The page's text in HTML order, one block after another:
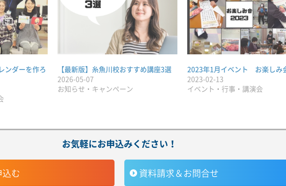
ンダーを作ろ
【最新版】糸魚川校おすすめ講座3選
2026-05-07
お知らせ・キャンペーン
2023年1月イベント お楽しみ
2023-02-13
イベント・行事・講演会
お気軽にお申込みください！
む 資料請求＆お問合せ